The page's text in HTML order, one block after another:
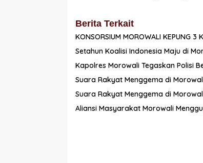
Berita Terkait
KONSORSIUM MOROWALI KEPUNG 3
Setahun Koalisi Indonesia Maju di
Kapolres Morowali Tegaskan Polisi
Suara Rakyat Menggema di
Suara Rakyat Menggema di
Aliansi Masyarakat Morowali